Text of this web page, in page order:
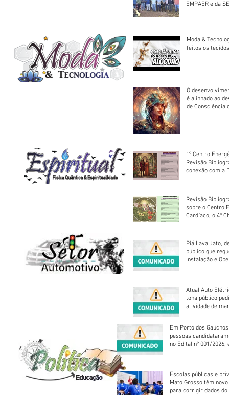
EMPAER e da
Moda &
feitos os
O
é alinhado ao
de Consciência
1º Centro
Revisão
conexão com a
Revisão
sobre o Centro
Cardíaco, o 4ª
Piá Lava Jato,
público que
Instalação e
Atual Auto
tona público
atividade de
Em Porto dos
pessoas
no Edital nº 001/2026,
Escolas públicas e
Mato Grosso têm
para corrigir dados do